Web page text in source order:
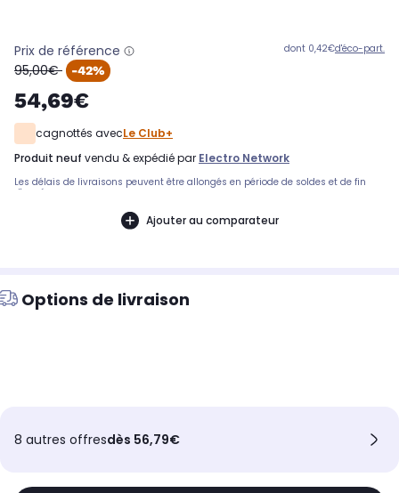
Prix de référence
oldPrice
95,00€ -42%
54,69€
dont 0,42€d'éco-part.
cagnottés avecLe Club+
produit neuf vendu & expédié par Electro Network
Les délais de livraisons peuvent être allongés en période de soldes et de fin
d'année.
Ajouter au comparateur
Options de livraison
8 autres offresdès 56,79€